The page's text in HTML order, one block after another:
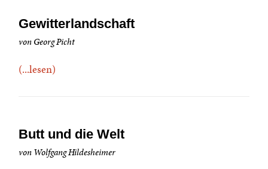
Gewitterlandschaft
von Georg Picht
(...lesen)
Butt und die Welt
von Wolfgang Hildesheimer